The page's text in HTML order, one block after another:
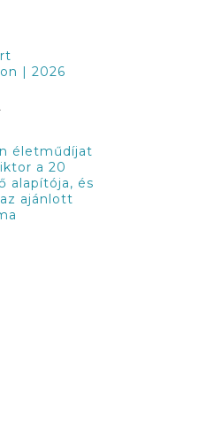
| 2026
életműdíjat
a 20
alapítója, és
ajánlott